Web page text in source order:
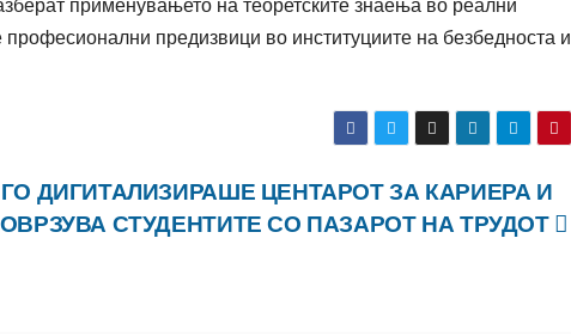
применувањето на теоретските знаења во реални
предизвици во институциите на безбедноста и
ДИГИТАЛИЗИРАШЕ ЦЕНТАРОТ ЗА КАРИЕРА И
СТУДЕНТИТЕ СО ПАЗАРОТ НА ТРУДОТ